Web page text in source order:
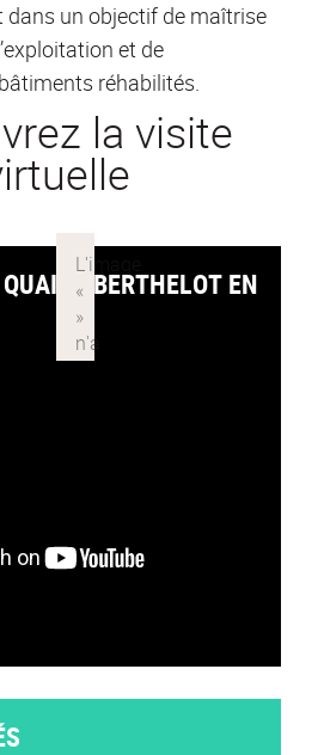
dans un objectif de maîtrise
et de
réhabilités.
la visite
- BERTHELOT EN